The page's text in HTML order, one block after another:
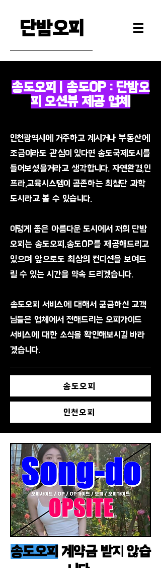
단밤오피
송도오피 | 송도OP : 단밤오
피 오션뷰 제공 업체
인천광역시에 거주하고 계시거나 부동산에
조금이라도 관심이 있다면 송도국제도시를
들어보셨을거라고 생각합니다. 자연환경,인
프라,교육시스템이 공존하는 최첨단 과학
도시라고 볼 수 있습니다.​
이렇게 좋은 아름다운 도시에서 저희 단밤
오피는 송도오피,송도OP를 제공해드리고
있으며 앞으로도 최상의 컨디션을 보여드
릴 수 있는 시간을 약속 드리겠습니다.
송도오피 서비스에 대해서 궁금하신 고객
님들은 업체에서 전해드리는 오피가이드
서비스에 대한 소식을 확인해보시길 바라
겠습니다.
송도오피
인천오피
송도오피 계약금 받지 않습